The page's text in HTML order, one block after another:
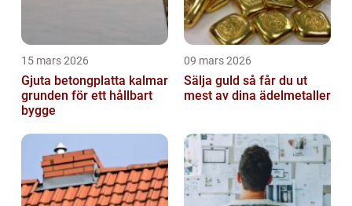
15 mars 2026
Gjuta betongplatta kalmar
grunden för ett hållbart
bygge
09 mars 2026
Sälja guld så får du ut
mest av dina ädelmetaller